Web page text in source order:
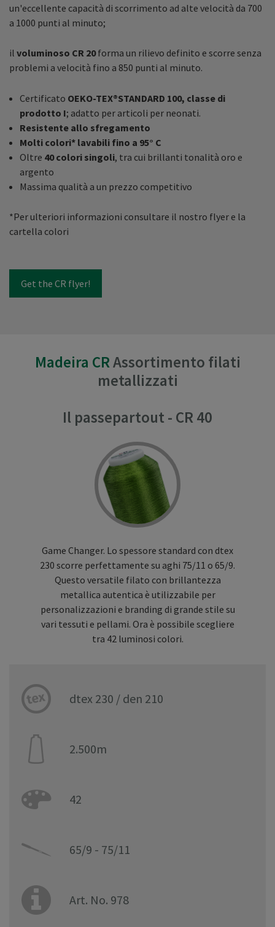
un'eccellente capacità di scorrimento ad alte velocità da 700
a 1000 punti al minuto;
il voluminoso CR 20forma un rilievo definito e scorre senza
problemi a velocità fino a 850 punti al minuto.
Certificato OEKO-TEX®STANDARD 100, classe di
prodotto I; adatto per articoli per neonati.
Resistente allo sfregamento
Molti colori* lavabili fino a 95° C
Oltre 40 colori singoli, tra cui brillanti tonalità oro e
argento
Massima qualità a un prezzo competitivo
*Per ulteriori informazioni consultare il nostro flyer e la
cartella colori
Get the CR flyer!
Madeira CRAssortimento filati
metallizzati
Il passepartout - CR 40
Game Changer. Lo spessore standard con dtex
230 scorre perfettamente su aghi 75/11 o 65/9.
Questo versatile filato con brillantezza
metallica autentica è utilizzabile per
personalizzazioni e branding di grande stile su
vari tessuti e pellami. Ora è possibile scegliere
tra 42 luminosi colori.
dtex 230 / den 210
2.500m
42
65/9 - 75/11
Art. No. 978